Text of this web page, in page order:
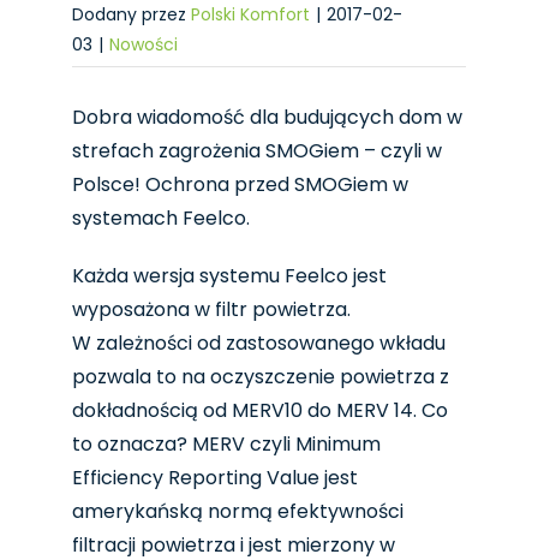
Dodany przez Polski Komfort | 2017-02-
03 | Nowości
Dobra wiadomość dla budujących dom w
strefach zagrożenia SMOGiem – czyli w
Polsce! Ochrona przed SMOGiem w
systemach Feelco.
Każda wersja systemu Feelco jest
wyposażona w filtr powietrza.
W zależności od zastosowanego wkładu
pozwala to na oczyszczenie powietrza z
dokładnością od MERV10 do MERV 14. Co
to oznacza? MERV czyli Minimum
Efficiency Reporting Value jest
amerykańską normą efektywności
filtracji powietrza i jest mierzony w